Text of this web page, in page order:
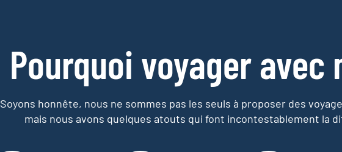
Pourquoi voyager avec
Soyons honnête, nous ne sommes pas les seuls à proposer des
mais nous avons quelques atouts qui font incontestablement la